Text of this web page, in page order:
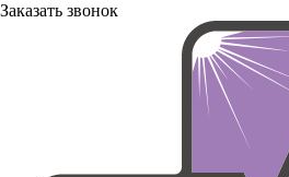
Заказать звонок